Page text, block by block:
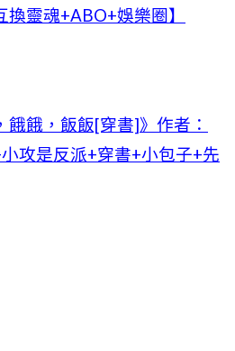
靈魂+ABO+娛樂圈】
餓餓，飯飯[穿書]》作者：
攻是反派+穿書+小包子+先